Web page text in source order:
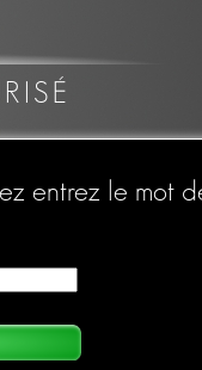
entrez le mot